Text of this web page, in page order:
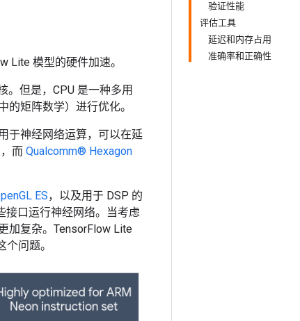
验证性能
评估工具
延迟和内存占用
准确率和正确性
Lite 模型的硬件加速。
。但是，CPU 是一种多用
矩阵数学）进行优化。
于神经网络运算，可以在延
，而 Qualcomm® Hexagon
ES，以及用于 DSP 的
接口运行神经网络。当考虑
加复杂。TensorFlow Lite
问题。